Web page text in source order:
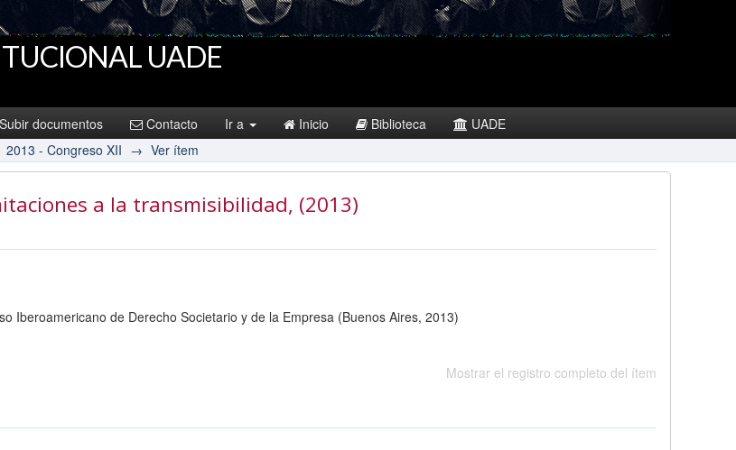
UADE
Subir documentos Contacto Ir a Inicio Biblioteca
UADE
2013 - Congreso XII → Ver ítem
a la transmisibilidad, (2013)
Iberoamericano de Derecho Societario y de la Empresa (Buenos Aires, 2013)
Mostrar el registro completo del ítem